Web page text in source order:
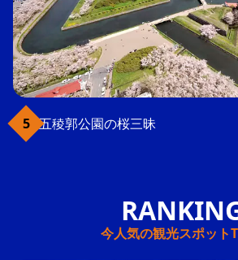
五稜郭公園の桜三昧
今人気の観光スポット